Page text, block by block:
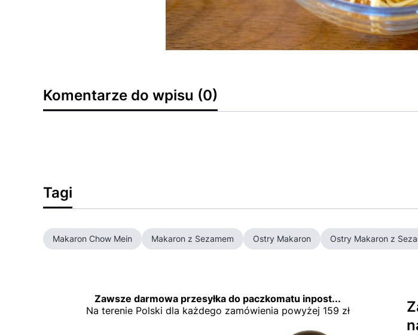
Komentarze do wpisu (0)
Tagi
Makaron Chow Mein Makaron z Sezamem Ostry Makaron Ostry Makaron z
Zawsze darmowa przesyłka do paczkomatu inpost...
Na terenie Polski dla każdego zamówienia powyżej 159 zł